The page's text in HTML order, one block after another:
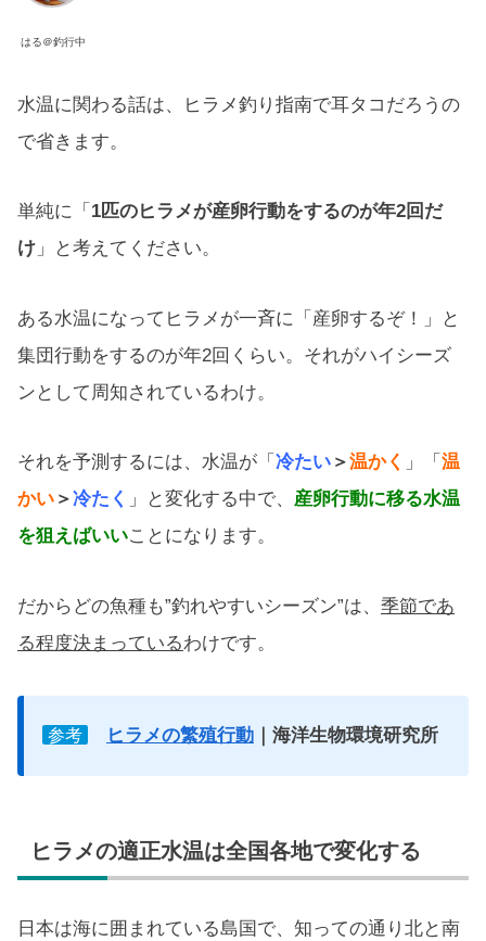
はる＠釣行中
水温に関わる話は、ヒラメ釣り指南で耳タコだろうの
で省きます。
単純に「 1匹のヒラメが産卵行動をするのが年2回だ
け 」と考えてください。
ある水温になってヒラメが一斉に「産卵するぞ！」と
集団行動をするのが年2回くらい。それがハイシーズ
ンとして周知されているわけ。
それを予測するには、水温が「 冷たい ＞温かく 」「 温
かい ＞冷たく 」と変化する中で、 産卵行動に移る水温
を狙えばいいことになります。
だからどの魚種も”釣れやすいシーズン”は、 季節であ
る程度決まっているわけです。
参考 ヒラメの繁殖行動 ｜海洋生物環境研究所
ヒラメの適正水温は全国各地で変化する
日本は海に囲まれている島国で、知っての通り北と南